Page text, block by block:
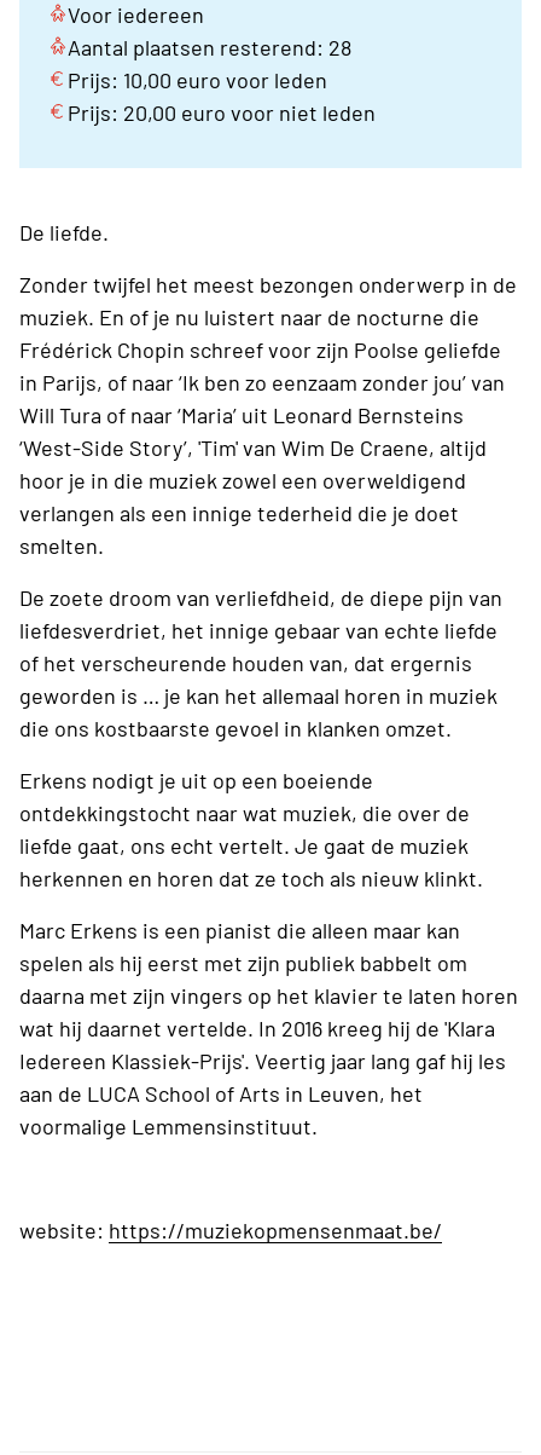
Voor iedereen
Aantal plaatsen resterend: 28
Prijs: 10,00 euro voor leden
Prijs: 20,00 euro voor niet leden
De liefde.
Zonder twijfel het meest bezongen onderwerp in de
muziek. En of je nu luistert naar de nocturne die
Frédérick Chopin schreef voor zijn Poolse geliefde
in Parijs, of naar ‘Ik ben zo eenzaam zonder jou’ van
Will Tura of naar ‘Maria’ uit Leonard Bernsteins
‘West-Side Story’, 'Tim' van Wim De Craene, altijd
hoor je in die muziek zowel een overweldigend
verlangen als een innige tederheid die je doet
smelten.
De zoete droom van verliefdheid, de diepe pijn van
liefdesverdriet, het innige gebaar van echte liefde
of het verscheurende houden van, dat ergernis
geworden is … je kan het allemaal horen in muziek
die ons kostbaarste gevoel in klanken omzet.
Erkens nodigt je uit op een boeiende
ontdekkingstocht naar wat muziek, die over de
liefde gaat, ons echt vertelt. Je gaat de muziek
herkennen en horen dat ze toch als nieuw klinkt.
Marc Erkens is een pianist die alleen maar kan
spelen als hij eerst met zijn publiek babbelt om
daarna met zijn vingers op het klavier te laten horen
wat hij daarnet vertelde. In 2016 kreeg hij de 'Klara
Iedereen Klassiek-Prijs'. Veertig jaar lang gaf hij les
aan de LUCA School of Arts in Leuven, het
voormalige Lemmensinstituut.
website: https://muziekopmensenmaat.be/